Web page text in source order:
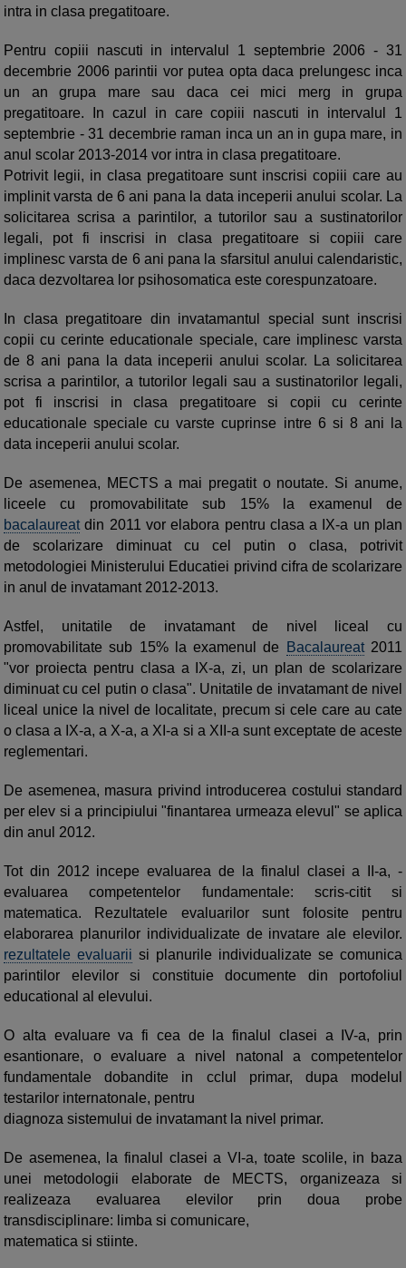
intra in clasa pregatitoare.
Pentru copiii nascuti in intervalul 1 septembrie 2006 - 31
decembrie 2006 parintii vor putea opta daca prelungesc inca
un an grupa mare sau daca cei mici merg in grupa
pregatitoare. In cazul in care copiii nascuti in intervalul 1
septembrie - 31 decembrie raman inca un an in gupa mare, in
anul scolar 2013-2014 vor intra in clasa pregatitoare.
Potrivit legii, in clasa pregatitoare sunt inscrisi copiii care au
implinit varsta de 6 ani pana la data inceperii anului scolar. La
solicitarea scrisa a parintilor, a tutorilor sau a sustinatorilor
legali, pot fi inscrisi in clasa pregatitoare si copiii care
implinesc varsta de 6 ani pana la sfarsitul anului calendaristic,
daca dezvoltarea lor psihosomatica este corespunzatoare.
In clasa pregatitoare din invatamantul special sunt inscrisi
copii cu cerinte educationale speciale, care implinesc varsta
de 8 ani pana la data inceperii anului scolar. La solicitarea
scrisa a parintilor, a tutorilor legali sau a sustinatorilor legali,
pot fi inscrisi in clasa pregatitoare si copii cu cerinte
educationale speciale cu varste cuprinse intre 6 si 8 ani la
data inceperii anului scolar.
De asemenea, MECTS a mai pregatit o noutate. Si anume,
liceele cu promovabilitate sub 15% la examenul de
bacalaureatdin 2011 vor elabora pentru clasa a IX-a un plan
de scolarizare diminuat cu cel putin o clasa, potrivit
metodologiei Ministerului Educatiei privind cifra de scolarizare
in anul de invatamant 2012-2013.
Astfel, unitatile de invatamant de nivel liceal cu
promovabilitate sub 15% la examenul de
Bacalaureat2011
"vor proiecta pentru clasa a IX-a, zi, un plan de scolarizare
diminuat cu cel putin o clasa". Unitatile de invatamant de nivel
liceal unice la nivel de localitate, precum si cele care au cate
o clasa a IX-a, a X-a, a XI-a si a XII-a sunt exceptate de aceste
reglementari.
De asemenea, masura privind introducerea costului standard
per elev si a principiului "finantarea urmeaza elevul" se aplica
din anul 2012.
Tot din 2012 incepe evaluarea de la finalul clasei a II-a, -
evaluarea competentelor fundamentale: scris-citit si
matematica. Rezultatele evaluarilor sunt folosite pentru
elaborarea planurilor individualizate de invatare ale elevilor.
rezultatele evaluarii si planurile individualizate se comunica
parintilor elevilor si constituie documente din portofoliul
educational al elevului.
O alta evaluare va fi cea de la finalul clasei a IV-a, prin
esantionare, o evaluare a nivel natonal a competentelor
fundamentale dobandite in cclul primar, dupa modelul
testarilor internatonale, pentru
diagnoza sistemului de invatamant la nivel primar.
De asemenea, la finalul clasei a VI-a, toate scolile, in baza
unei metodologii elaborate de MECTS, organizeaza si
realizeaza evaluarea elevilor prin doua probe
transdisciplinare: limba si comunicare,
matematica si stiinte.